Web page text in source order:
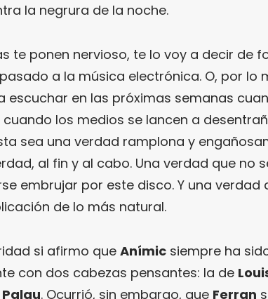
la negrura de la noche.
te ponen nervioso, te lo voy a decir de
a la música electrónica. O, por lo
escuchar en las próximas semanas
cuando los medios se lancen a
sea una verdad ramplona y
al fin y al cabo. Una verdad que no
embrujar por este disco. Y una verdad
de lo más natural.
si afirmo que Anímic siempre ha
con dos cabezas pensantes: la de
. Ocurrió, sin embargo, que Ferran